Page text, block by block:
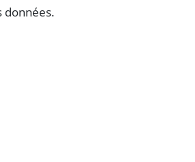
données.